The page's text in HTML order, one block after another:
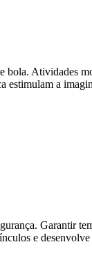
bola. Atividades
estimulam a
Garantir
e